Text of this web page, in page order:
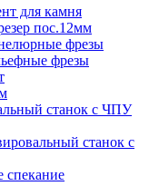
для камня
пос.12мм
фрезы
фрезы
станок с ЧПУ
станок с
спекание